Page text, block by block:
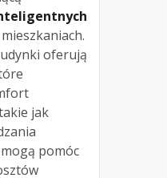
oferują
jak
pomóc